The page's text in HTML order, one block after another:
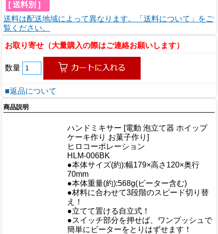
[ 送料別 ]
送料は配送地域によって異なります。「送料について」をご
覧ください。
お取り寄せ（大量購入の際はご連絡お願いします）
数量
■返品について
商品説明
ハンドミキサー [電動 泡立て器 ホイップ
ケーキ作り お菓子作り]
ヒロコーポレーション
HLM-006BK
●本体サイズ(約):幅179×高さ120×奥行
70mm
●本体重量(約):568g(ビーター含む)
●材料に合わせて3段階のスピード切り替
え！
●立てて置ける自立式！
●スイッチ部分を押せば、ワンプッシュで
簡単にビーターをとりはずせます！